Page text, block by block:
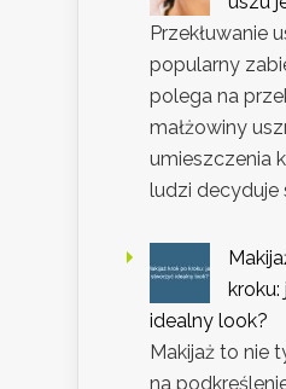
Przekłuwanie
popularny
polega na
małżowiny
umieszczenia
ludzi decyduje
idealny look?
Makijaż to nie
na